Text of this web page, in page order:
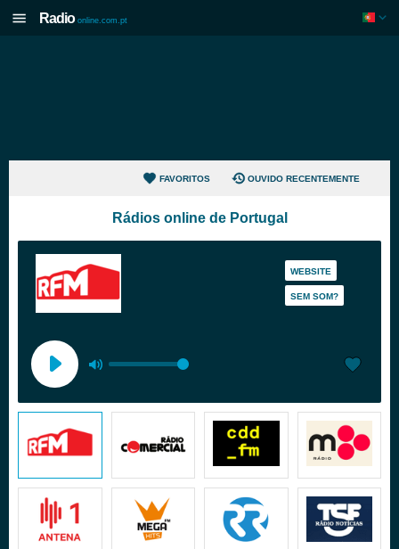
Radio online.com.pt
FAVORITOS OUVIDO RECENTEMENTE
Rádios online de Portugal
WEBSITE
SEM SOM?